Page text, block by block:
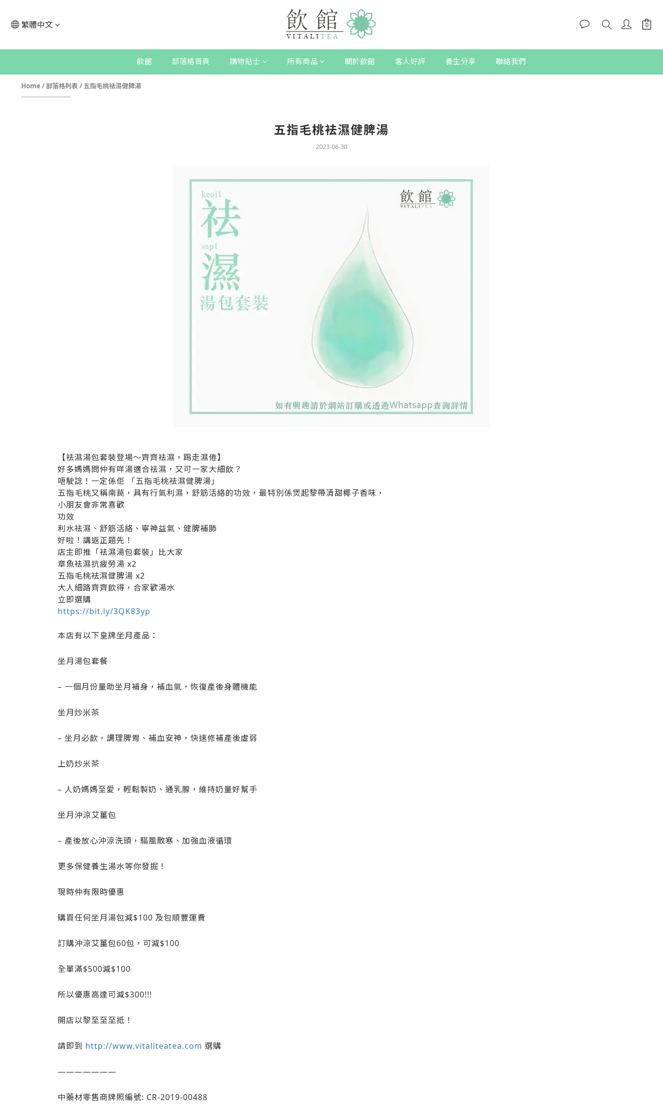
繁體中文
飲館 部落格首頁 購物貼士 所有商品 關於飲館 客人好評 養生分享 聯絡我們
Home / 部落格列表 / 五指毛桃袪濕健脾湯
五指毛桃袪濕健脾湯
2023-06-30
【袪濕湯包套裝登場～齊齊袪濕，踢走濕倦】
好多媽媽問仲有咩湯適合袪濕，又可一家大細飲？
唔駛諗！一定係佢 「五指毛桃袪濕健脾湯」
五指毛桃又稱南苠，具有行氣利濕，舒筋活絡的功效，最特別係煲起黎帶清甜椰子香味，
小朋友會非常喜歡
功效
利水袪濕、舒筋活絡、寧神益氣、健脾補肺
好啦！講返正題先！
店主即推「袪濕湯包套裝」比大家
章魚袪濕抗疲勞湯 x2
五指毛桃袪濕健脾湯 x2
大人細路齊齊飲得，合家歡湯水
立即選購
https://bit.ly/3QK83yp
本店有以下皇牌坐月產品：
坐月湯包套餐
– 一個月份量助坐月補身，補血氣，恢復產後身體機能
坐月炒米茶
– 坐月必飲，調理脾胃、補血安神，快速修補產後虛弱
上奶炒米茶
– 人奶媽媽至愛，輕鬆製奶、通乳腺，維持奶量好幫手
坐月沖涼艾薑包
– 產後放心沖涼洗頭，驅風散寒、加強血液循環
更多保健養生湯水等你發掘！
現時仲有限時優惠
購買任何坐月湯包減$100 及包順豐運費
訂購沖涼艾薑包60包，可減$100
全單滿$500減$100
所以優惠高達可減$300!!!
開店以黎至至至抵！
請即到 http://www.vitaliteatea.com 選購
———————
中藥材零售商牌照編號: CR-2019-00488